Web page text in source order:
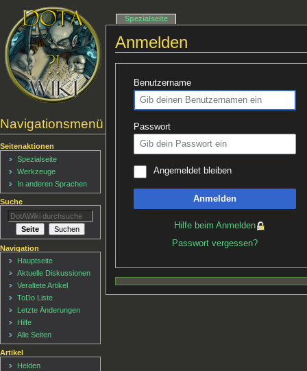
Anmelden
Benutzername
Passwort
Angemeldet bleiben
Anmelden
Hilfe beim Anmelden
Passwort vergessen?
Navigationsmenü
Spezialseite
Seitenaktionen
Spezialseite
Werkzeuge
In anderen Sprachen
Suche
Navigation
Hauptseite
Aktuelle Diskussionen
Veraltete Artikel
ToDo Liste
Letzte Änderungen
Hilfe
Alle Seiten
Artikel
Helden